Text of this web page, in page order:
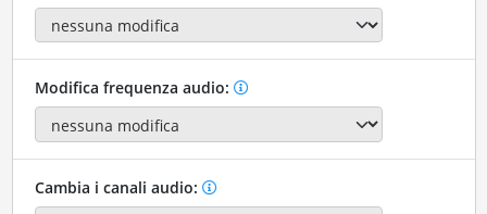
Modifica frequenza audio:
Cambia i canali audio: